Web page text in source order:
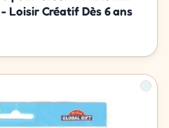
Loisir Créatif Dès 6 ans